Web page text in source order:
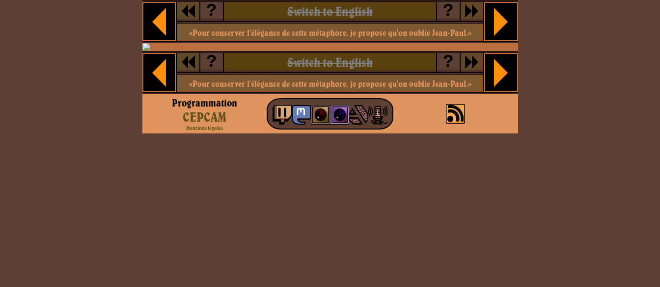
? Switch to English ?
«Pour conserver l'élégance de cette métaphore, je propose qu'on oublie Jean-Paul.»
? Switch to English ?
«Pour conserver l'élégance de cette métaphore, je propose qu'on oublie Jean-Paul.»
Programmation
CEPCAM
Mentions légales